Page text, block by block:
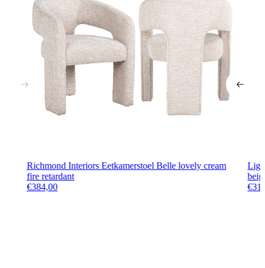
Richmond Interiors Eetkamerstoel Belle lovely cream
fire retardant
€384,00
€